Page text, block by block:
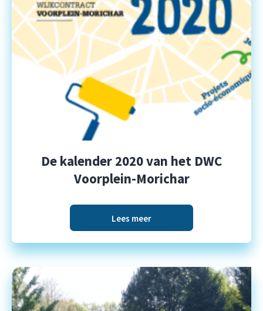
De kalender 2020 van het DWC
Voorplein-Morichar
Lees meer